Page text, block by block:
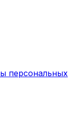
персональных